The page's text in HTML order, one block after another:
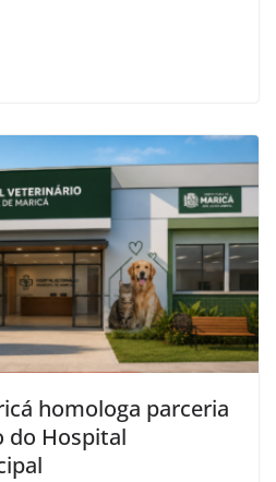
homologa parceria
do Hospital